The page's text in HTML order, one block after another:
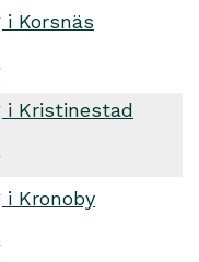
i Korsnäs
i Kristinestad
i Kronoby